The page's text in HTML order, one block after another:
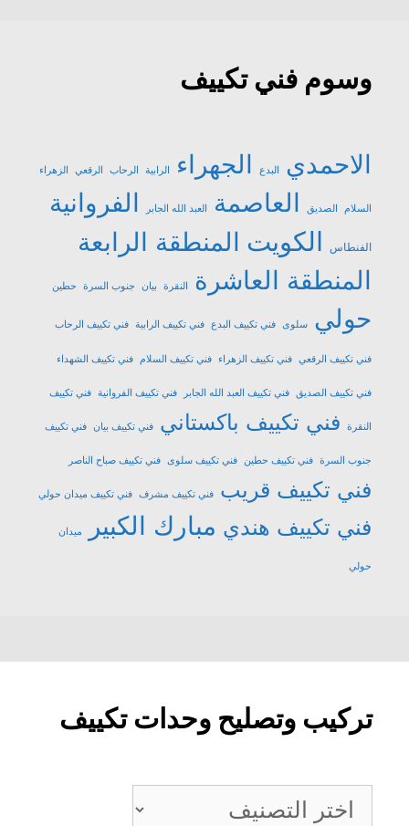
وسوم فني تكييف
الاحمدي البدع الجهراء الرابية الرحاب الرقعي الزهراء
السلام الصديق العاصمة العبد الله الجابر الفروانية
الفنطاس الكويت المنطقة الرابعة
المنطقة العاشرة
النقرة بيان جنوب السرة حطين
حولي سلوى فني تكييف البدع فني تكييف الرابية فني تكييف الرحاب
فني تكييف الرقعي فني تكييف الزهراء فني تكييف السلام فني تكييف الشهداء
فني تكييف الصديق فني تكييف العبد الله الجابر فني تكييف الفروانية فني تكييف
النقرة فني تكييف باكستاني فني تكييف بيان فني تكييف
جنوب السرة فني تكييف حطين فني تكييف سلوى فني تكييف صباح الناصر
فني تكييف قريب فني تكييف مشرف فني تكييف ميدان حولي
فني تكييف هندي مبارك الكبير ميدان
حولي
تركيب وتصليح وحدات تكييف
تركيب